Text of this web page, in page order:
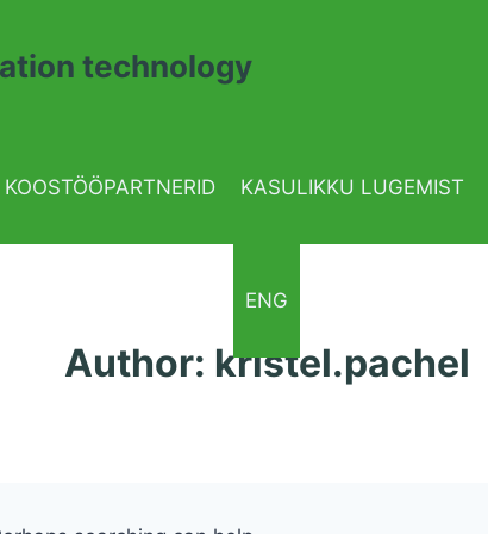
technology
KOOSTÖÖPARTNERID KASULIKKU LUGEMIST
ENG
Author: kristel.pachel